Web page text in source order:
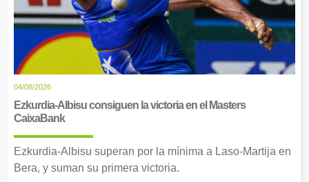
04/08/2026
Ezkurdia-Albisu consiguen la victoria en el Masters
CaixaBank
Ezkurdia-Albisu superan por la mínima a Laso-Martija en
Bera, y suman su primera victoria.